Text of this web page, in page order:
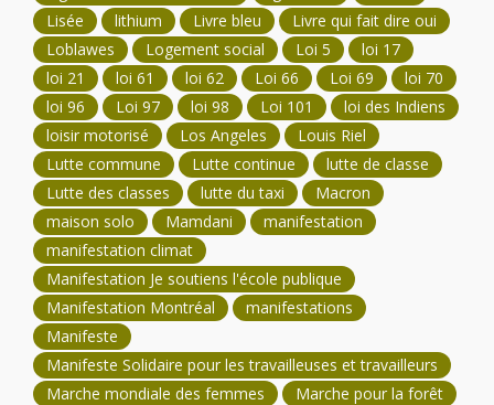
Lisée
lithium Livre bleu
Livre qui fait dire oui
Loblawes
Logement social Loi 5
loi 17
loi 21
loi 61 loi 62 Loi 66 Loi 69
loi 70
loi 96
Loi 97 loi 98 Loi 101
loi des Indiens
loisir motorisé
Los Angeles
Louis Riel
Lutte commune
Lutte continue
lutte de classe
Lutte des classes
lutte du taxi
Macron
maison solo
Mamdani
manifestation
manifestation climat
Manifestation Je soutiens l'école publique
Manifestation Montréal
manifestations
Manifeste
Manifeste Solidaire pour les travailleuses et travailleurs
Marche mondiale des femmes
Marche pour la forêt